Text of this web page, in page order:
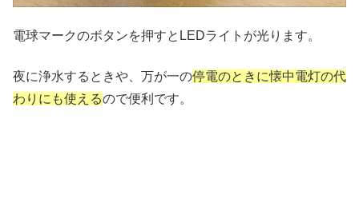
電球マークのボタンを押すとLEDライトが光ります。
夜に浄水するときや、万が一の停電のときに懐中電灯の代
わりにも使えるので便利です。